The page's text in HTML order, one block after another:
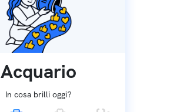
Acquario
In cosa brilli oggi?